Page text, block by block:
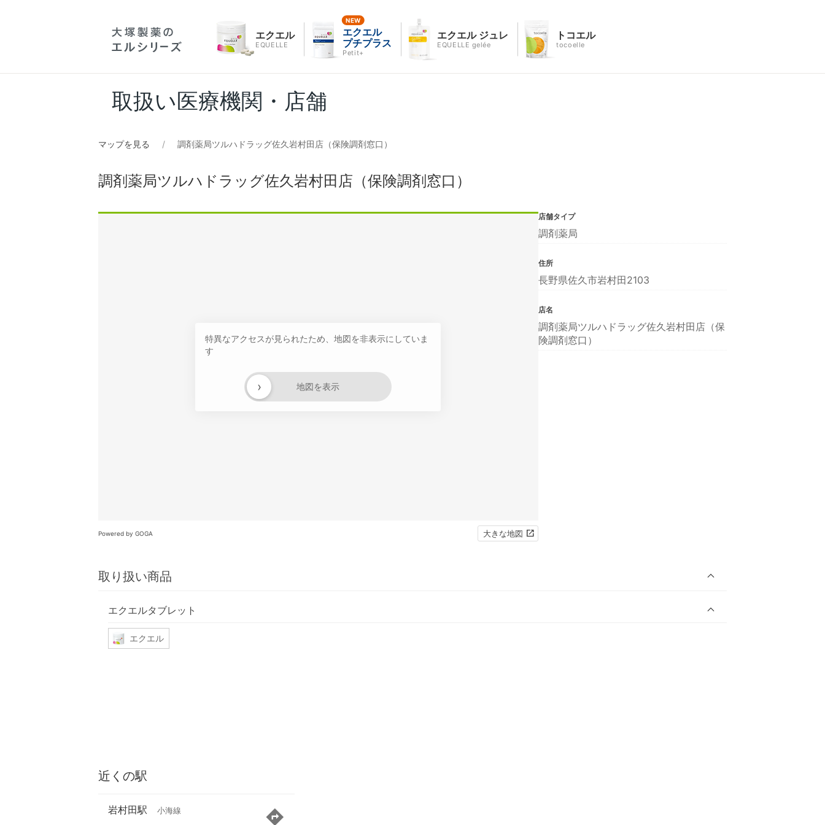
エクエル
EQUELLE
エクエル
プチプラス
Petit+
エクエル ジュレ
EQUELLE gelée
トコエル
tocoelle
取扱い医療機関・店舗
マップを見る 調剤薬局ツルハドラッグ佐久岩村田店（保険調剤窓口）
調剤薬局ツルハドラッグ佐久岩村田店（保険調剤窓口）
特異なアクセスが見られたため、地図を非表示にしていま
す
地図を表示
›
Powered by GOGA 大きな地図
取り扱い商品
エクエルタブレット
エクエル
店舗タイプ
調剤薬局
住所
長野県佐久市岩村田2103
店名
調剤薬局ツルハドラッグ佐久岩村田店（保
険調剤窓口）
近くの駅
岩村田駅 小海線